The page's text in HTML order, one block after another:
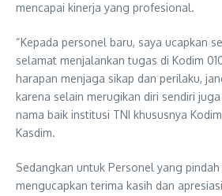
mencapai kinerja yang profesional.
“Kepada personel baru, saya ucapkan
selamat menjalankan tugas di Kodim
harapan menjaga sikap dan perilaku,
karena selain merugikan diri sendiri
nama baik institusi TNI khususnya
Kasdim.
Sedangkan untuk Personel yang pindah
mengucapkan terima kasih dan